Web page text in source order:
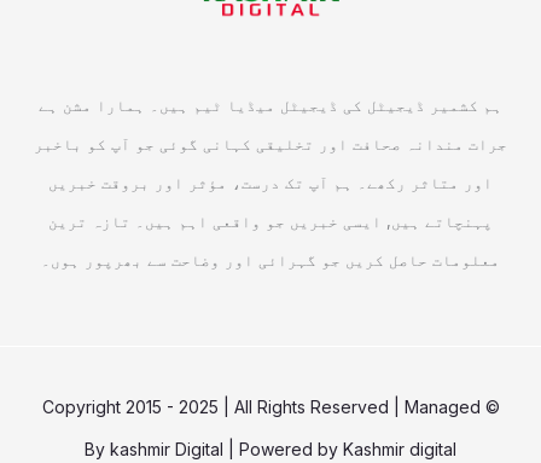
ہم کشمیر ڈیجیٹل کی ڈیجیٹل میڈیا ٹیم ہیں۔ ہمارا مشن ہے
جرات مندانہ صحافت اور تخلیقی کہانی گوئی جو آپ کو باخبر
اور متاثر رکھے۔ ہم آپ تک درست، مؤثر اور بروقت خبریں
پہنچاتے ہیں, ایسی خبریں جو واقعی اہم ہیں۔ تازہ ترین
معلومات حاصل کریں جو گہرائی اور وضاحت سے بھرپور ہوں۔
© Copyright 2015 - 2025 | All Rights Reserved | Managed
By kashmir Digital | Powered by Kashmir digital